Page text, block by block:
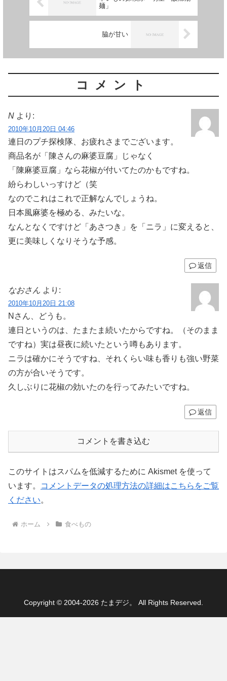
麺」
脇が甘い
コメント
N より:
2010年10月20日 04:46
連日のプチ探検隊、お疲れさまでございます。
商品名が「陳さんの麻婆豆腐」じゃなく
「陳麻婆豆腐」なら花椒が付いてたのかもですね。
紛らわしいっすけど（笑
なのでこれはこれで正解なんでしょうね。
日本風麻婆を極める、みたいな。
なんとなくですけど「あさつき」を「ニラ」に変えると、
更に美味しくなりそうな予感。
返信
なおさん より:
2010年10月20日 21:08
Nさん、どうも。
連日というのは、たまたま続いたからですね。（そのまま
ですね）実は昼夜に続いたという噂もあります。
ニラは確かにそうですね、それくらい味も香りも強い野菜
の方が合いそうです。
久しぶりに花椒の効いたのを行ってみたいですね。
返信
コメントを書き込む
このサイトはスパムを低減するために Akismet を使って
います。
コメントデータの処理方法の詳細はこちらをご覧
ください。
ホーム 食べもの
Copyright © 2004-2026 たまデジ。 All Rights Reserved.